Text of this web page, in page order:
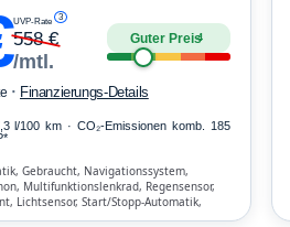
UVP-Rate 3
558€
/mtl.
Guter Preis4
· Finanzierungs-Details
l/100 km · CO₂-Emissionen komb. 185
Gebraucht, Navigationssystem,
Multifunktionslenkrad, Regensensor,
Lichtsensor, Start/Stopp-Automatik,
ESP, ABS, Klimatisierung, Front-